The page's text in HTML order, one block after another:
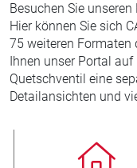
Besuchen Sie
Hier können Sie sich
75 weiteren Formaten
Ihnen unser Portal
Quetschventil eine
Detailansichten und